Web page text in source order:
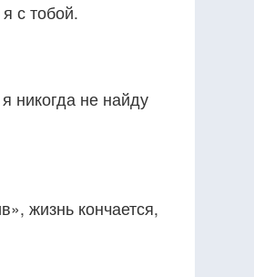
с тобой.
никогда не найду
жизнь кончается,